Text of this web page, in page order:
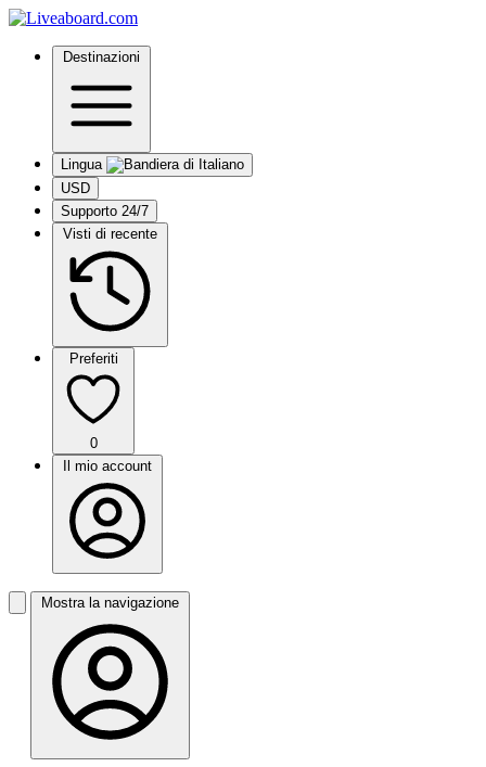
Destinazioni
Lingua
USD
Supporto 24/7
Visti di recente
Preferiti
0
Il mio account
Mostra la navigazione